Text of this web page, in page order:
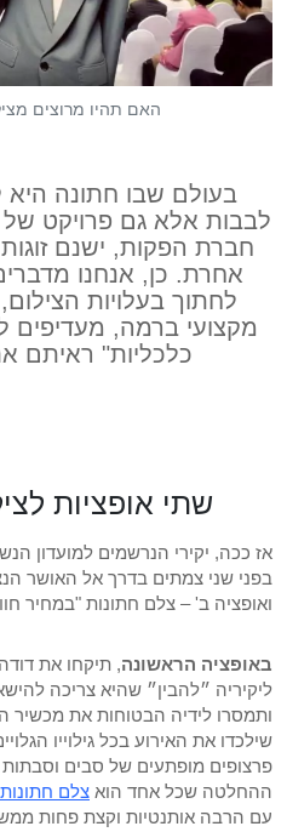
צילום אירועים
צילום חינה
צילומי משפחה
הכנת מצגות
צילום כנסים
בר/בת מצווה
צילום אירועים
תדמית ועסקים
האם תהיו מרוצים
בעולם שבו חתונה היא
לבבות אלא גם פרויקט
חברת הפקות, ישנם
אחרת. כן, אנחנו
לחתוך בעלויות
מקצועי ברמה, מעדיפים
כלכליות" ראיתם
שתי אופציות
אז ככה, יקירי הנרשמים למועדון
בפני שני צמתים בדרך אל האושר
ואופציה ב' – צלם חתונות "במחיר
באופציה הראשונה, תיקחו את
ליקיריה ״להבין״ שהיא צריכה
ותמסרו לידיה הבטוחות את מכשיר
שילכדו את האירוע בכל גילוייו
פרצופים מופתעים של סבים
ההחלטה שכל אחד הוא צלם חתונות
עם הרבה אותנטיות וקצת פחות